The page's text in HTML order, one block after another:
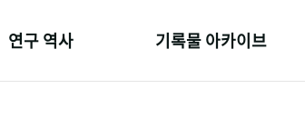
연구 역사 기록물 아카이브